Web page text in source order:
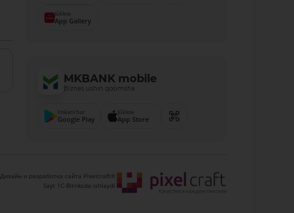
Júklew
App Gallery
MKBANK mobile
Biznes ushın qosımsha
Imkani bar
Google Play
Júklew
App Store
Дизайн и разработка сайта Pixelcraft®
Sayt 1C-Bitriksda ishlaydi